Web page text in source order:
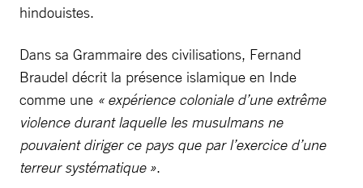
hindouistes.
Dans sa Grammaire des civilisations, Fernand
Braudel décrit la présence islamique en Inde
comme une « expérience coloniale d’une extrême
violence durant laquelle les musulmans ne
pouvaient diriger ce pays que par l’exercice d’une
terreur systématique ».